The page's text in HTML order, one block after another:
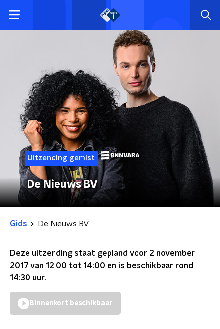
Uitzending gemist
De Nieuws BV
Gids De Nieuws BV
Deze uitzending staat gepland voor 2 november
2017 van 12:00 tot 14:00 en is beschikbaar rond
14:30 uur.
Binnenkort beschikbaar